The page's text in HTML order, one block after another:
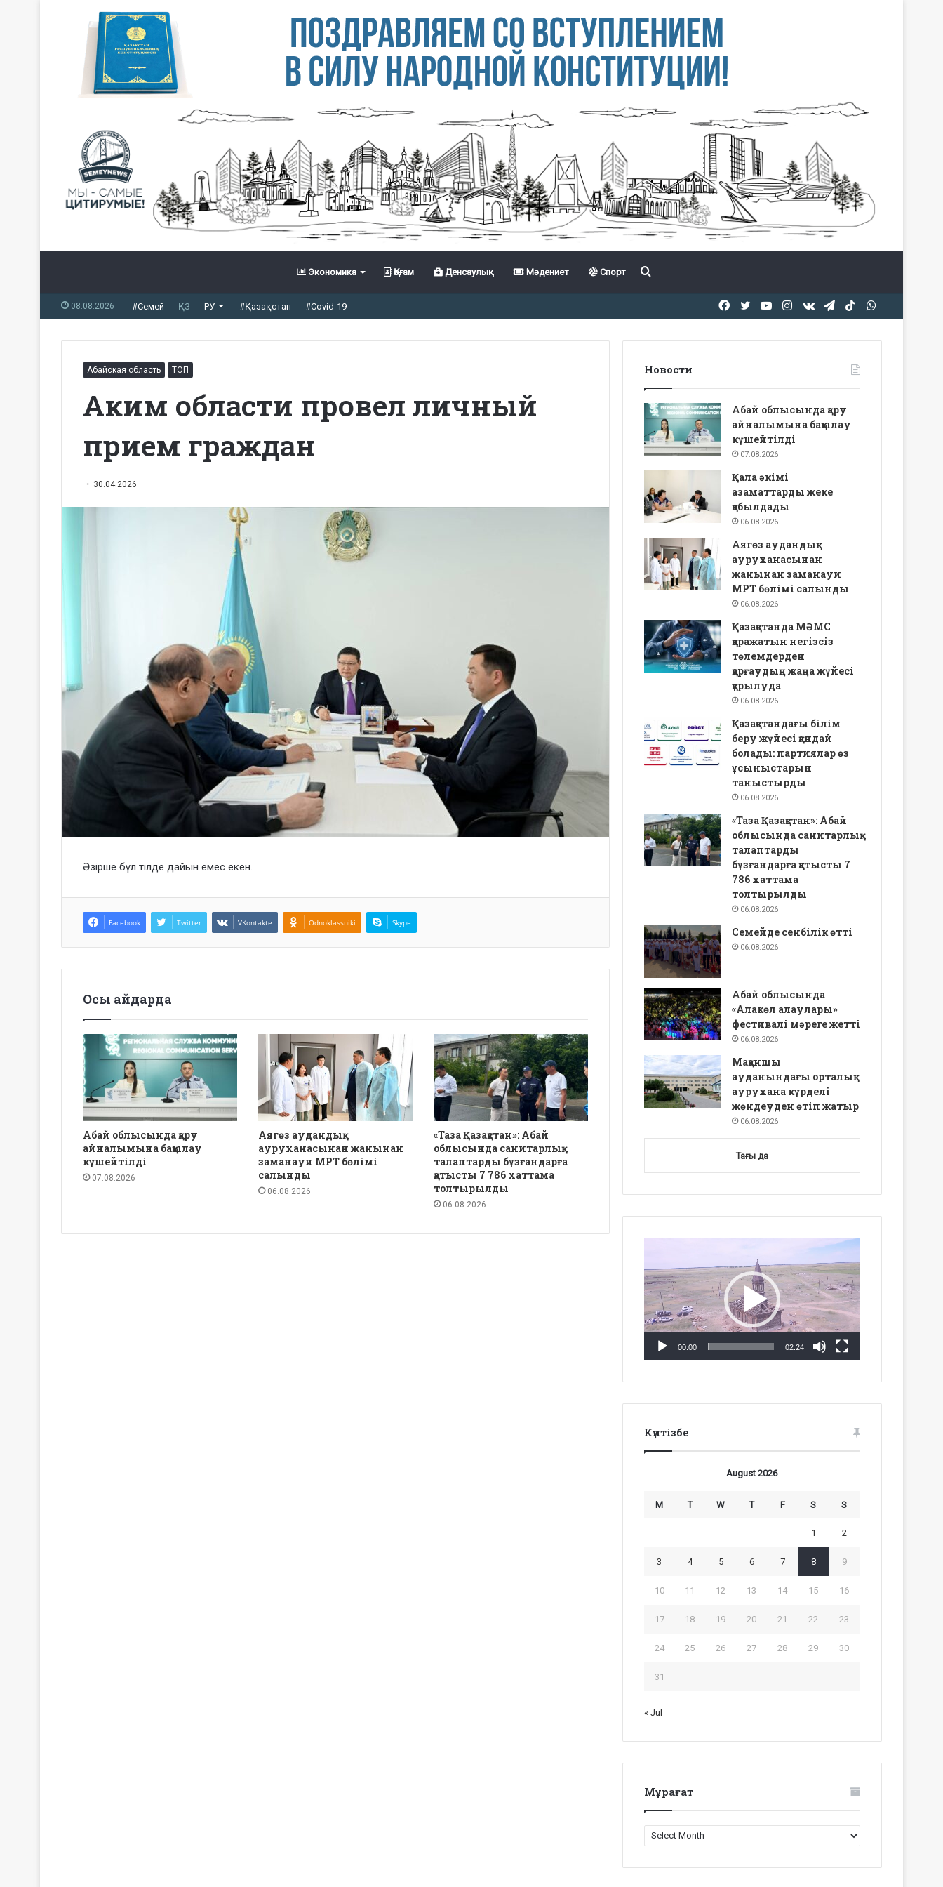
Экономика Қоғам Денсаулық Мәдениет Спорт
08.08.2026 #Семей ҚЗ РУ #Қазақстан #Covid-19 TikTok
Telegram
vk.com
Instagram
YouTube
Twitter
Facebook
Абайская область ТОП
Аким области провел личный
прием граждан
30.04.2026
Әзірше бұл тілде дайын емес екен.
Facebook Twitter VKontakte Odnoklassniki Skype
Осы айдарда
Абай облысында қару
айналымына бақылау
күшейтілді
07.08.2026
Аягөз аудандық
ауруханасынан жанынан
заманауи МРТ бөлімі
салынды
06.08.2026
«Таза Қазақстан»: Абай
облысында санитарлық
талаптарды бұзғандарға
қатысты 7 786 хаттама
толтырылды
06.08.2026
Новости
Абай облысында қару
айналымына бақылау
күшейтілді
07.08.2026
Қала әкімі
азаматтарды жеке
қабылдады
06.08.2026
Аягөз аудандық
ауруханасынан
жанынан заманауи
МРТ бөлімі салынды
06.08.2026
Қазақстанда МӘМС
қаражатын негізсіз
төлемдерден
қорғаудың жаңа жүйесі
құрылуда
06.08.2026
Қазақстандағы білім
беру жүйесі қандай
болады: партиялар өз
ұсыныстарын
таныстырды
06.08.2026
«Таза Қазақстан»: Абай
облысында санитарлық
талаптарды
бұзғандарға қатысты 7
786 хаттама
толтырылды
06.08.2026
Семейде сенбілік өтті
06.08.2026
Абай облысында
«Алакөл алаулары»
фестивалі мәреге жетті
06.08.2026
Мақаншы
ауданындағы орталық
аурухана күрделі
жөндеуден өтіп жатыр
06.08.2026
Тағы да
00:00 02:24
Күнтізбе
August 2026
M T W T F S S
1 2
3 4 5 6 7 8 9
10 11 12 13 14 15 16
17 18 19 20 21 22 23
24 25 26 27 28 29 30
31
« Jul
Мұрағат
Мұрағат